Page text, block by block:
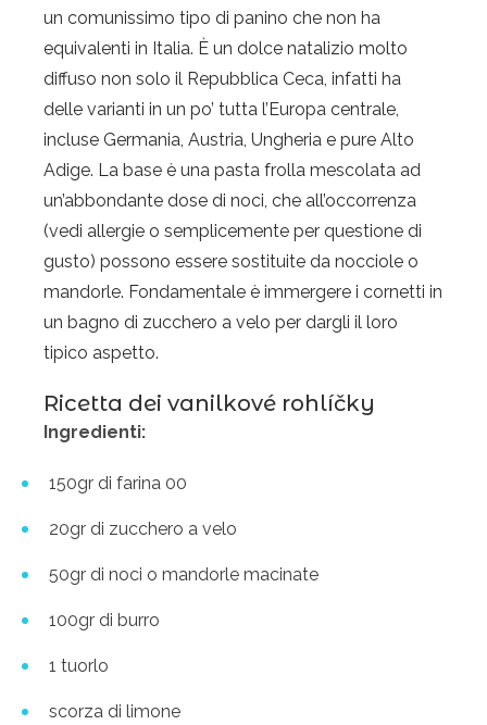
un comunissimo tipo di panino che non ha
equivalenti in Italia. È un dolce natalizio molto
diffuso non solo il Repubblica Ceca, infatti ha
delle varianti in un po’ tutta l’Europa centrale,
incluse Germania, Austria, Ungheria e pure Alto
Adige. La base è una pasta frolla mescolata ad
un’abbondante dose di noci, che all’occorrenza
(vedi allergie o semplicemente per questione di
gusto) possono essere sostituite da nocciole o
mandorle. Fondamentale è immergere i cornetti in
un bagno di zucchero a velo per dargli il loro
tipico aspetto.
Ricetta dei vanilkové rohlíčky
Ingredienti:
150gr di farina 00
20gr di zucchero a velo
50gr di noci o mandorle macinate
100gr di burro
1 tuorlo
scorza di limone